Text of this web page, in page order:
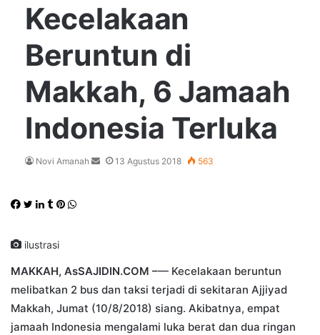
Kecelakaan
Beruntun di
Makkah, 6 Jamaah
Indonesia Terluka
Novi Amanah
Send13 Agustus 2018 563
Facebook
Twitter
LinkedIn
TumblrPinterest
WhatsApp
ilustrasi
MAKKAH, AsSAJIDIN.COM –— Kecelakaan beruntun
melibatkan 2 bus dan taksi terjadi di sekitaran Ajjiyad
Makkah, Jumat (10/8/2018) siang. Akibatnya, empat
jamaah Indonesia mengalami luka berat dan dua ringan